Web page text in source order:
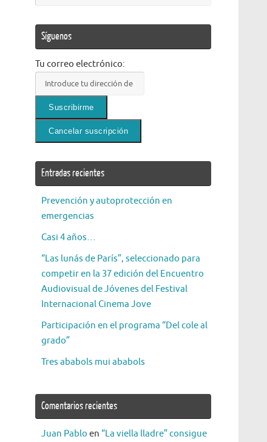
Síguenos
Tu correo electrónico:
Entradas recientes
Prevención y autoprotección en
emergencias
Casi 4 años…
“Las lunás de París”, seleccionado para
competir en la 37 edición del Encuentro
Audiovisual de Jóvenes del Festival
Internacional Cinema Jove
Participación en el programa “Del cole al
grado”
Tres ababols mui ababols
Comentarios recientes
Juan Pablo en “La viella lladre” consigue